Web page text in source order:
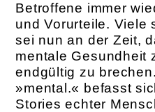
Betroffene immer
und Vorurteile. Viele
sei nun an der Zeit,
mentale Gesundheit
endgültig zu
»mental.« befasst
Stories echter